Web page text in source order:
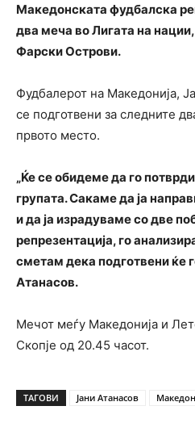
Македонската фудбалска
два меча во Лигата на
Фарски Острови.
Фудбалерот на Македонија,
се подготвени за следните
првото место.
„Ќе се обидеме да го
групата. Сакаме да ја
и да ја израдуваме со две
репрезентација, го
сметам дека подготвени ќе
Атанасов.
Мечот меѓу Македонија и
Скопје од 20.45 часот.
ТАГОВИ Јани Атанасов